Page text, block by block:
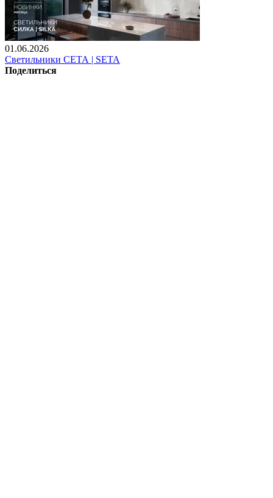
01.06.2026
Светильники СЕТА | SETA
Поделиться